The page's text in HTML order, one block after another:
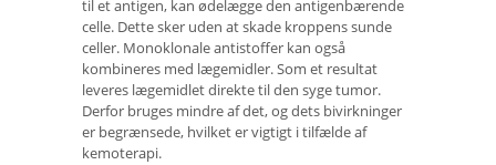
til et antigen, kan ødelægge den antigenbærende
celle. Dette sker uden at skade kroppens sunde
celler. Monoklonale antistoffer kan også
kombineres med lægemidler. Som et resultat
leveres lægemidlet direkte til den syge tumor.
Derfor bruges mindre af det, og dets bivirkninger
er begrænsede, hvilket er vigtigt i tilfælde af
kemoterapi.